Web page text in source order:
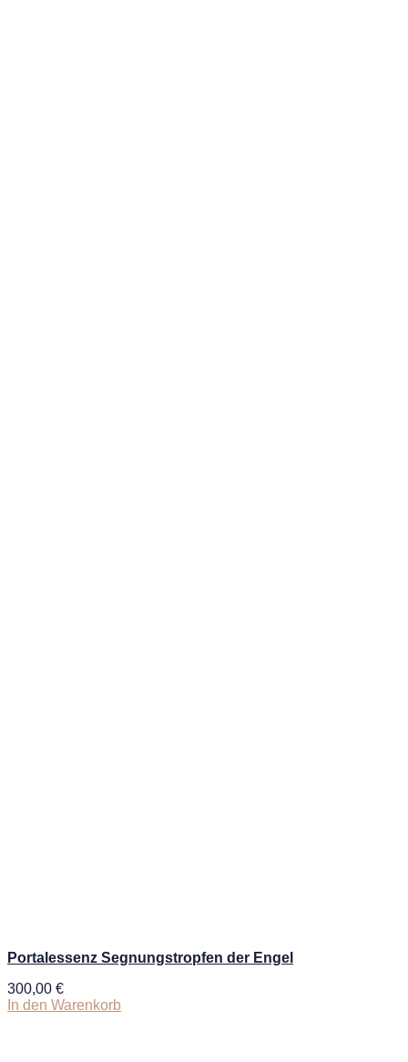
Portalessenz Segnungstropfen der Engel
300,00 €
In den Warenkorb